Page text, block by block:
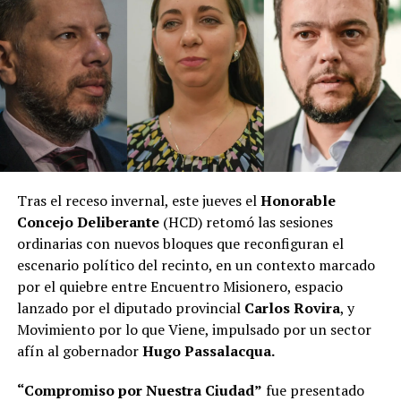
de las indemnizaciones por inflación más y una tasa de
interés comercial activa.
También reforma la Ley de Manejo del Fuego 26.815,
sancionada a fines de 2012 y modificada en 2020, que
establece los “presupuestos mínimos de protección
ambiental” destinados a prevenir y combatir los
incendios forestales y rurales en el país.
En concreto, el proyecto elimina la normativa
introducida en 2020 por el peronismo para impedir la
modificación del uso de tierras que hayan sufrido
incendios de cualquier tipo, prohibiendo su venta o
loteo por plazos de entre 30 y 60 años, para evitar
quemas intencionales con fines inmobiliarios o
agropecuarios.
Monobloque
Tras el receso invernal, este jueves elHonorable
Concejo Deliberante(HCD) retomó las sesiones
ordinarias con nuevos bloques que reconfiguran el
escenario político del recinto, en un contexto marcado
por el quiebre entre Encuentro Misionero, espacio
lanzado por el diputado provincial Carlos Rovira, y
Movimiento por lo que Viene, impulsado por un sector
afín al gobernadorHugo Passalacqua.
“Compromiso por Nuestra Ciudad” fue presentado